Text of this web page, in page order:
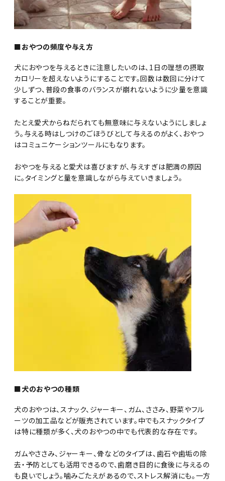
■おやつの頻度や与え方
犬におやつを与えるときに注意したいのは、1日の理想の摂取
カロリーを超えないようにすることです。回数は数回に分けて
少しずつ、普段の食事のバランスが崩れないように少量を意識
することが重要。
たとえ愛犬からねだられても無意味に与えないようにしましょ
う。与える時はしつけのごほうびとして与えるのがよく、おやつ
はコミュニケーションツールにもなります。
おやつを与えると愛犬は喜びますが、与えすぎは肥満の原因
に。タイミングと量を意識しながら与えていきましょう。
■犬のおやつの種類
犬のおやつは、スナック、ジャーキー、ガム、ささみ、野菜やフル
ーツの加工品などが販売されています。中でもスナックタイプ
は特に種類が多く、犬のおやつの中でも代表的な存在です。
ガムやささみ、ジャーキー、骨などのタイプは、歯石や歯垢の除
去・予防としても活用できるので、歯磨き目的に食後に与えるの
も良いでしょう。噛みごたえがあるので、ストレス解消にも。一方